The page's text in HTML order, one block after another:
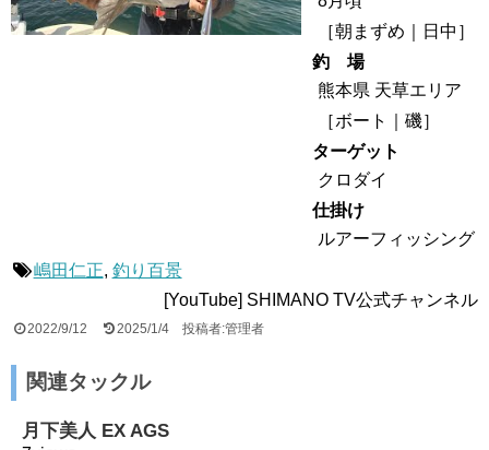
［朝まずめ 日中 ］
釣 場
熊本県 天草エリア
［ボート 磯］
ターゲット
クロダイ
仕掛け
ルアーフィッシング
嶋田仁正, 釣り百景
[YouTube] SHIMANO TV公式チャンネル
2022/9/12 2025/1/4 投稿者:管理者
関連タックル
月下美人 EX AGS